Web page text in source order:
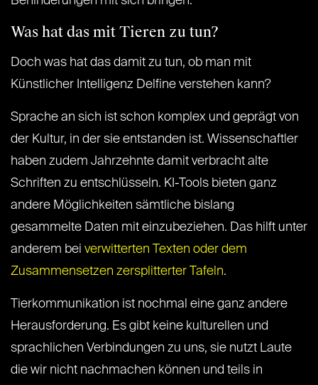
Was hat das mit Tieren zu tun?
Doch was hat das damit zu tun, ob man mit
Künstlicher Intelligenz Delfine verstehen kann?
Sprache an sich ist schon komplex und geprägt von
der Kultur, in der sie entstanden ist. Wissenschaftler
haben zudem Jahrzehnte damit verbracht alte
Schriften zu entschlüsseln. KI-Tools bieten ganz
andere Möglichkeiten sämtliche bislang
gesammelte Daten mit einzubeziehen. Das hilft unter
anderem bei verwitterten Texten oder dem
Zusammensetzen zersplitterter Tafeln.
Tierkommunikation ist nochmal eine ganz andere
Herausforderung. Es gibt keine kulturellen und
sprachlichen Verbindungen zu uns, sie nutzt Laute
die wir nicht nachmachen können und teils in